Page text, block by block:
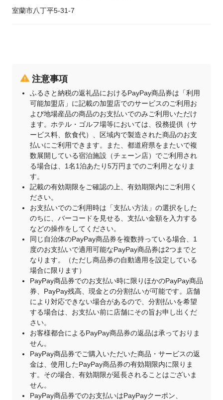
室蘭市八丁平5-31-7
注意事項
ふるさと納税の返礼品におけるPayPay商品券は「利用
可能加盟店」に記載の加盟店でのサービスのご利用お
よび地場産品の商品のお支払いでのみご利用いただけ
ます。ホテル・ゴルフ場等においては、役務提供（サ
ービス料、飲食代）、区域内で製造された商品のお支
払いにご利用できます。また、都道府県をまたいで複
数展開している宿泊施設（チェーン店）でご利用され
る場合は、1名1泊あたり5万円までのご利用となりま
す。
記載の有効期限をご確認の上、有効期限内にご利用く
ださい。
お支払いでのご利用時は「支払い方法」の選択をした
のちに、バーコードを見せる、支払い金額を入力する
などの操作をしてください。
同じ自治体のPayPay商品券を複数持っている場合、1
度のお支払いで適用可能なPayPay商品券は2つまでと
なります。（ただし商品券の自動適用を設定している
場合に限ります）
PayPay商品券でのお支払い時に限りほかのPayPay商品
券、PayPay残高、現金との分割払いが可能です。店舗
により対応できない場合があるので、分割払いを希望
する場合は、お支払い前に店舗にその旨お申し出くだ
さい。
お客様都合によるPayPay商品券の返品は承っておりま
せん。
PayPay商品券でご購入いただいた商品・サービスの返
金は、使用したPayPay商品券の有効期限内に限りま
す。その場合、有効期限が延長されることはございま
せん。
PayPay商品券でのお支払いはPayPayクーポン、